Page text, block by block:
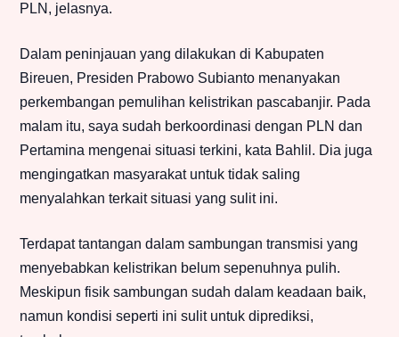
PLN, jelasnya.
Dalam peninjauan yang dilakukan di Kabupaten
Bireuen, Presiden Prabowo Subianto menanyakan
perkembangan pemulihan kelistrikan pascabanjir. Pada
malam itu, saya sudah berkoordinasi dengan PLN dan
Pertamina mengenai situasi terkini, kata Bahlil. Dia juga
mengingatkan masyarakat untuk tidak saling
menyalahkan terkait situasi yang sulit ini.
Terdapat tantangan dalam sambungan transmisi yang
menyebabkan kelistrikan belum sepenuhnya pulih.
Meskipun fisik sambungan sudah dalam keadaan baik,
namun kondisi seperti ini sulit untuk diprediksi,